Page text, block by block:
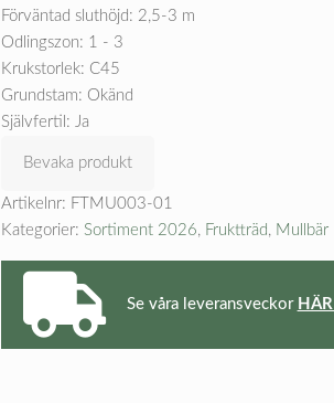
Förväntad sluthöjd: 2,5-3 m
Odlingszon: 1 - 3
Krukstorlek: C45
Grundstam: Okänd
Självfertil: Ja
Bevaka produkt
Artikelnr: FTMU003-01
Kategorier: Sortiment 2026, Fruktträd, Mullbär
Se våra leveransveckor